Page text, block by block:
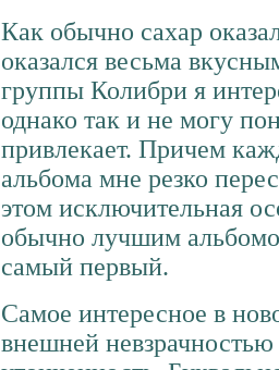
Как обычно сахар
оказался весьма
группы Колибри я
однако так и не могу
привлекает. Причем
альбома мне резко
этом исключительная
обычно лучшим
самый первый.
Самое интересное в
внешней